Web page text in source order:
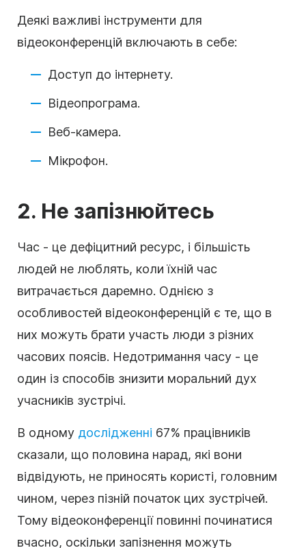
Деякі важливі інструменти для
відеоконференцій включають в себе:
Доступ до інтернету.
Відеопрограма.
Веб-камера.
Мікрофон.
2. Не запізнюйтесь
Час - це дефіцитний ресурс, і більшість
людей не люблять, коли їхній час
витрачається даремно. Однією з
особливостей відеоконференцій є те, що в
них можуть брати участь люди з різних
часових поясів. Недотримання часу - це
один із способів знизити моральний дух
учасників зустрічі.
В одному дослідженні 67% працівників
сказали, що половина нарад, які вони
відвідують, не приносять користі, головним
чином, через пізній початок цих зустрічей.
Тому відеоконференції повинні починатися
вчасно, оскільки запізнення можуть